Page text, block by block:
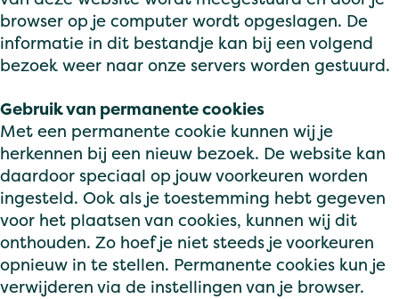
browser op je computer wordt opgeslagen. De
informatie in dit bestandje kan bij een volgend
bezoek weer naar onze servers worden gestuurd.
Gebruik van permanente cookies
Met een permanente cookie kunnen wij je
herkennen bij een nieuw bezoek. De website kan
daardoor speciaal op jouw voorkeuren worden
ingesteld. Ook als je toestemming hebt gegeven
voor het plaatsen van cookies, kunnen wij dit
onthouden. Zo hoef je niet steeds je voorkeuren
opnieuw in te stellen. Permanente cookies kun je
verwijderen via de instellingen van je browser.